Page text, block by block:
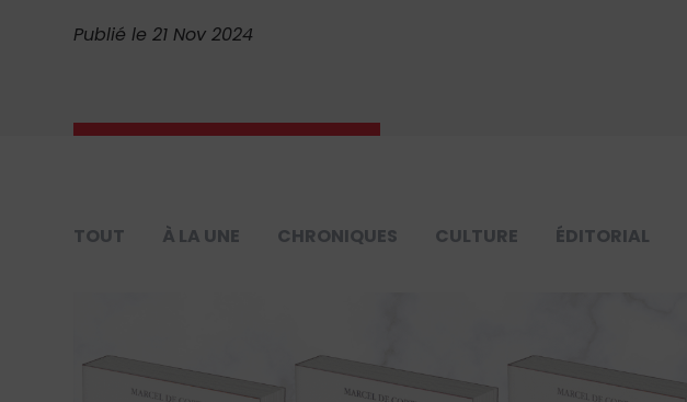
Publié le 21 Nov 2024
TOUT À LA UNE CHRONIQUES CULTURE ÉDITORIAL